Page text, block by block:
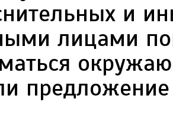
и
лицами
предложение